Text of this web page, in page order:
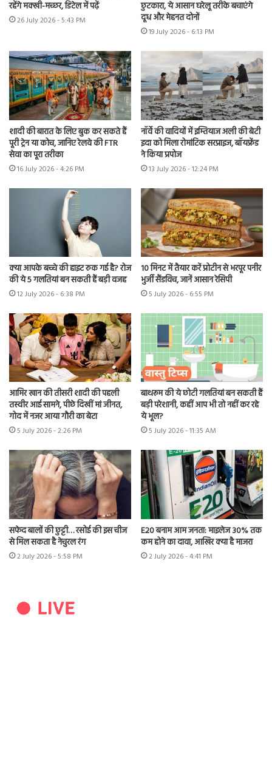
रहेंगे मक्खी-मच्छर, डिटेल में पढ़ें
26 July 2026 - 5:43 PM
छुटकारा, ये आसान घरेलू तरीके बचाएंगे
दूध और मेहनत दोनों
19 July 2026 - 6:13 PM
शादी की बारात के लिए बुक कर सकते हैं
पूरी ट्रेन या कोच, जानिए रेलवे की FTR
सेवा का पूरा तरीका
16 July 2026 - 4:26 PM
नॉर्वे की वादियों में इम्तियाज अली की बेटी
इदा को मिला रोमांटिक सरप्राइज, बॉयफ्रेंड
ने किया प्रपोज
13 July 2026 - 12:24 PM
क्या आपके बच्चे की हाइट रुक गई है? रोज
की ये 5 गलतियां बन सकती हैं बड़ी वजह
12 July 2026 - 6:38 PM
10 मिनट में तैयार करें प्रोटीन से भरपूर पनीर
भुर्जी सैंडविच, जानें आसान रेसिपी
5 July 2026 - 6:55 PM
आमिर खान की तीसरी शादी की पहली
तस्वीर आई सामने, पीछे दिखीं मां जीनत,
गोद में नजर आया गौरी का बेटा
5 July 2026 - 2:26 PM
बाथरूम की ये छोटी गलतियां बन सकती हैं
बड़ी परेशानी, कहीं आप भी तो नहीं कर रहे
ये भूल?
5 July 2026 - 11:35 AM
सफेद बालों की छुट्टी… रसोई की इस चीज
से मिल सकता है नेचुरल रंग
2 July 2026 - 5:58 PM
E20 बनाम आम जनता: माइलेज 30% तक
कम होने का दावा, आखिर क्या है माजरा
2 July 2026 - 4:41 PM